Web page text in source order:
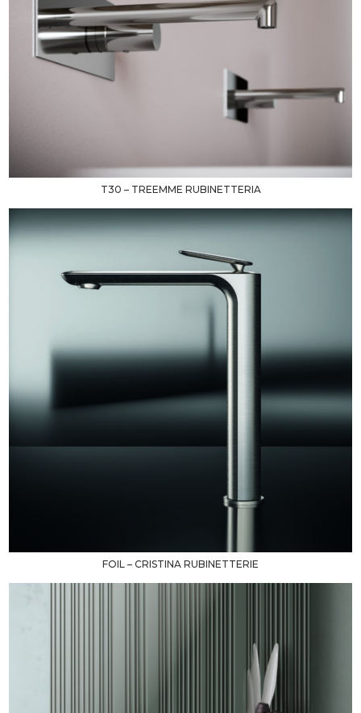
T30 – TREEMME RUBINETTERIA
FOIL – CRISTINA RUBINETTERIE